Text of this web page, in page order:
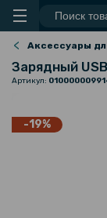
Аксессуары
Зарядный
Артикул:
-19%